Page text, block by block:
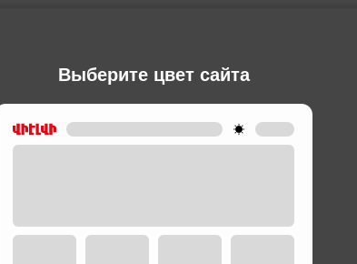
Выберите цвет сайта